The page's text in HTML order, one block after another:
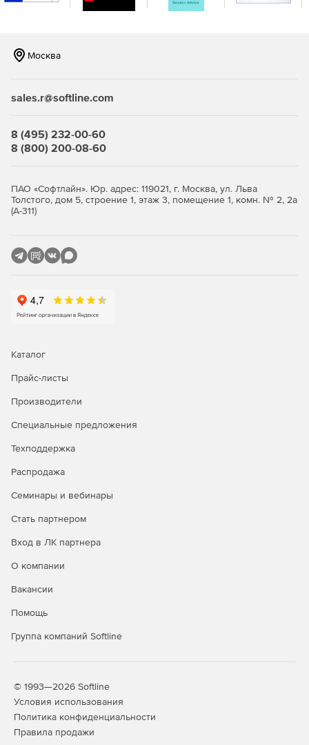
Москва
sales.r@softline.com
8 (495) 232-00-60
8 (800) 200-08-60
ПАО «Софтлайн». Юр. адрес: 119021, г. Москва, ул. Льва
Толстого, дом 5, строение 1, этаж 3, помещение 1, комн. № 2, 2а
(А-311)
Каталог
Прайс-листы
Производители
Специальные предложения
Техподдержка
Распродажа
Семинары и вебинары
Стать партнером
Вход в ЛК партнера
О компании
Вакансии
Помощь
Группа компаний Softline
© 1993—2026 Softline
Условия использования
Политика конфиденциальности
Правила продажи